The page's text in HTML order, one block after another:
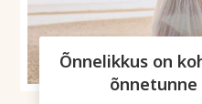
Õnnelikkus on
õnnetunne